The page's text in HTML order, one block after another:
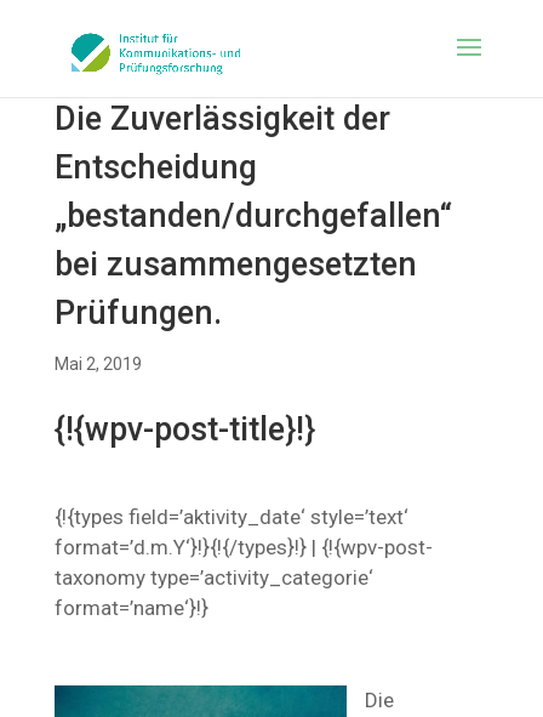
Die Zuverlässigkeit der
Entscheidung
„bestanden/durchgefallen“
bei zusammengesetzten
Prüfungen.
Mai 2, 2019
{!{wpv-post-title}!}
{!{types field=’aktivity_date‘ style=’text‘
format=’d.m.Y‘}!}{!{/types}!} | {!{wpv-post-
taxonomy type=’activity_categorie‘
format=’name‘}!}
Die